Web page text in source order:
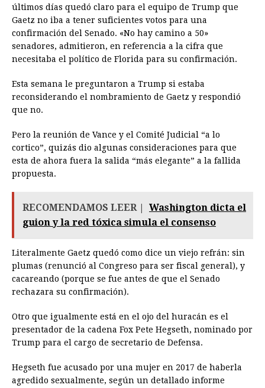
últimos días quedó claro para el equipo de Trump que
Gaetz no iba a tener suficientes votos para una
confirmación del Senado. «No hay camino a 50»
senadores, admitieron, en referencia a la cifra que
necesitaba el político de Florida para su confirmación.
Esta semana le preguntaron a Trump si estaba
reconsiderando el nombramiento de Gaetz y respondió
que no.
Pero la reunión de Vance y el Comité Judicial “a lo
cortico”, quizás dio algunas consideraciones para que
esta de ahora fuera la salida “más elegante” a la fallida
propuesta.
RECOMENDAMOS LEER |
Washington dicta el
guion y la red tóxica simula el consenso
Literalmente Gaetz quedó como dice un viejo refrán: sin
plumas (renunció al Congreso para ser fiscal general), y
cacareando (porque se fue antes de que el Senado
rechazara su confirmación).
Otro que igualmente está en el ojo del huracán es el
presentador de la cadena Fox Pete Hegseth, nominado por
Trump para el cargo de secretario de Defensa.
Hegseth fue acusado por una mujer en 2017 de haberla
agredido sexualmente, según un detallado informe